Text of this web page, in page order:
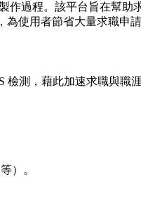
過程。該平台旨在幫
使用者節省大量求職申
檢測，藉此加速求職與職
）。